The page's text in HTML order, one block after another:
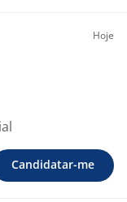
Hoje
Candidatar-me